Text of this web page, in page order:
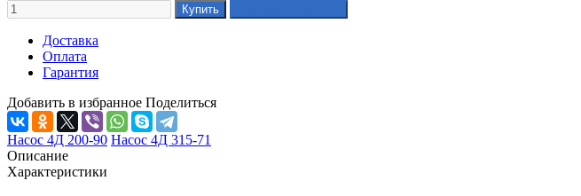
Доставка
Оплата
Гарантия
Добавить в избранное Поделиться
Насос 4Д 200-90 Насос 4Д 315-71
Описание
Характеристики